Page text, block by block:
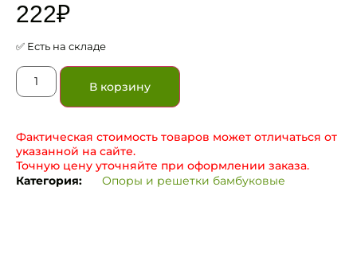
222₽
✅ Есть на складе
В корзину
Фактическая стоимость товаров может отличаться от
указанной на сайте.
Точную цену уточняйте при оформлении заказа.
Категория:
Опоры и решетки бамбуковые